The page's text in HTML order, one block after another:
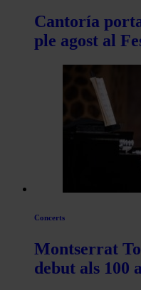
Cantoría
ple agost al
Concerts
Montserrat
debut als 100